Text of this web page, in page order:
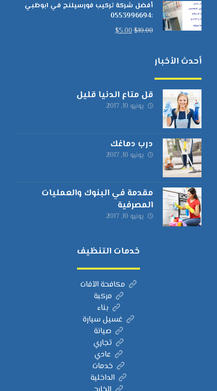
أفضل شركة تركيب فورسيلنج في ابوظبي
:0553996694
$10.00
$5.00
أحدث الأخبار
قل متاع الدنيا قليل
يونيو 10, 2017
درب دماغك
يونيو 10, 2017
مقدمة في البنوك والعمليات
المصرفية
يونيو 10, 2017
خدمات التنظيف
مكافحة الآفات
مركبة
بناء
غسيل سيارة
صيانة
تجاري
عادي
خدمات
الداخلية